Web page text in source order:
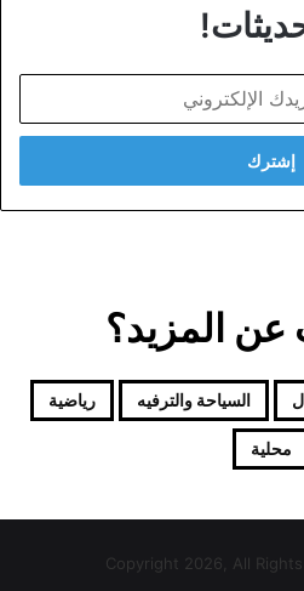
المزيد؟
السياحة والترفيه رياضية
محلية